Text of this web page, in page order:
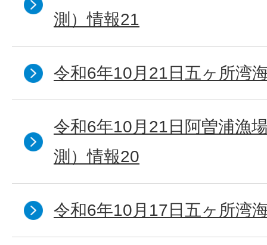
測）情報21
令和6年10月21日五ヶ所湾
令和6年10月21日阿曽浦漁
測）情報20
令和6年10月17日五ヶ所湾